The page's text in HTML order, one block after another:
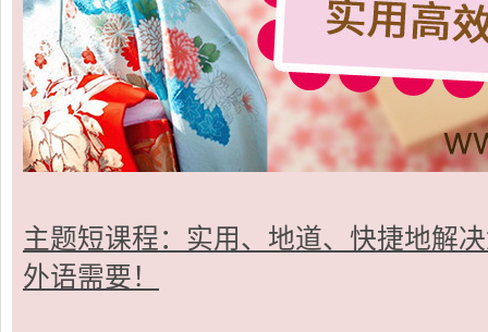
主题短课程：实用、地道、快捷地解
外语需要！